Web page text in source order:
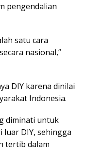
pengendalian
satu cara
nasional,”
DIY karena dinilai
Indonesia.
diminati untuk
DIY, sehingga
tertib dalam